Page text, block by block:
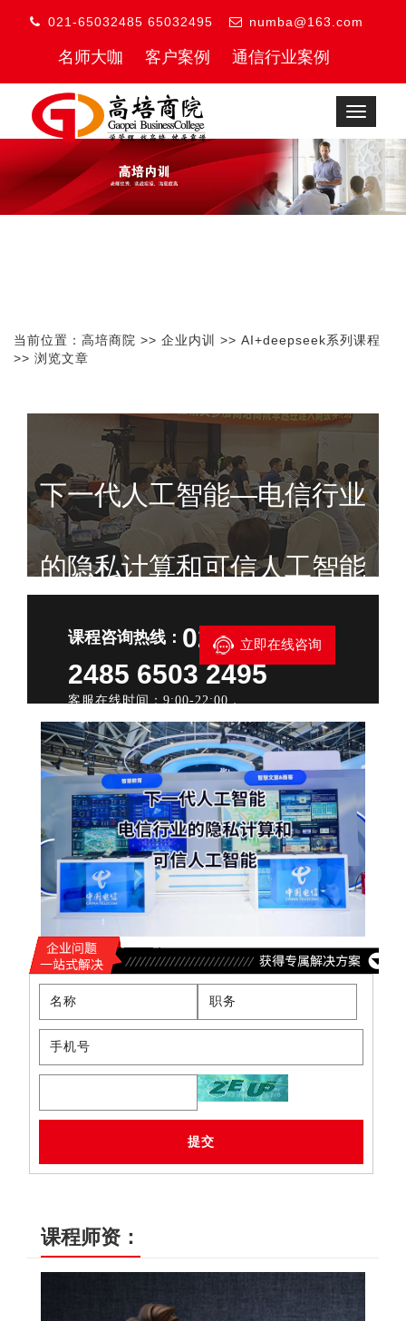
021-65032485 65032495 numba@163.com
名师大咖 客户案例 通信行业案例
Toggle
当前位置： 高培商院 >> 企业内训 >> AI+deepseek系列课程
>> 浏览文章
下一代人工智能—电信行业
的隐私计算和可信人工智能
课程咨询热线： 021—6503
2485 6503 2495
客服在线时间：9:00-22:00，
立即在线咨询
课程师资：